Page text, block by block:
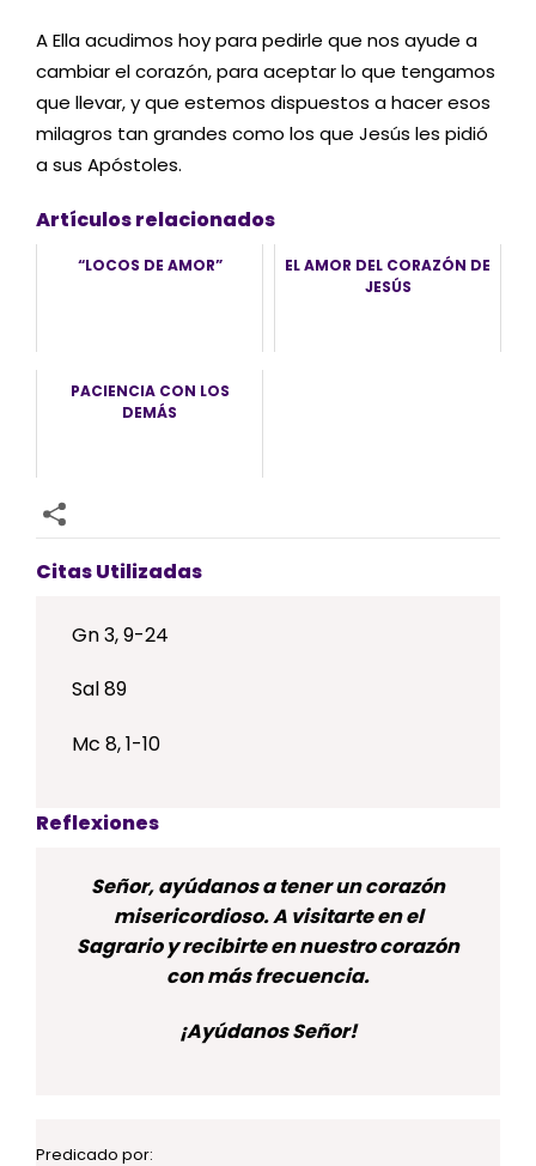
A Ella acudimos hoy para pedirle que nos ayude a
cambiar el corazón, para aceptar lo que tengamos
que llevar, y que estemos dispuestos a hacer esos
milagros tan grandes como los que Jesús les pidió
a sus Apóstoles.
Artículos relacionados
“LOCOS DE AMOR”
EL AMOR DEL CORAZÓN DE
JESÚS
PACIENCIA CON LOS
DEMÁS
Citas Utilizadas
Gn 3, 9-24
Sal 89
Mc 8, 1-10
Reflexiones
Señor, ayúdanos a tener un corazón
misericordioso. A visitarte en el
Sagrario y recibirte en nuestro corazón
con más frecuencia.
¡Ayúdanos Señor!
Predicado por: